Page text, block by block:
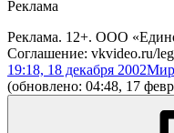
Реклама
Реклама. 12+. ООО
Соглашение: vkvideo.ru/
19:18, 18 декабря 2002Мир
(обновлено: 04:48, 17